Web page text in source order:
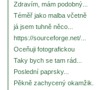
Zdravím, mám podobný...
Téměř jako malba včetně
já jsem tuhně něco...
https://sourceforge.net/...
Oceňuji fotografickou
Taky bych se tam rád...
Poslední paprsky...
Pěkně zachycený okamžik.